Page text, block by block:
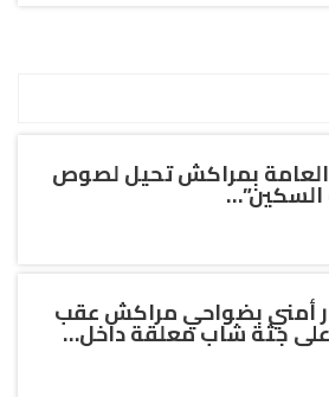
العامة بمراكش تحيل لصوص
السكين”…
أمني بضواحي مراكش عقب
على جثة شاب معلقة داخل…